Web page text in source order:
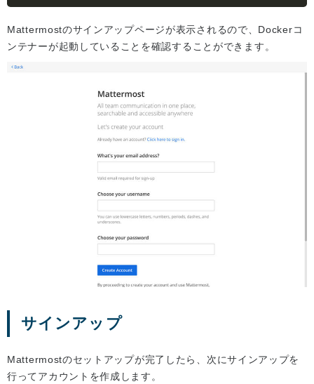
Mattermostのサインアップページが表示されるので、Dockerコ
ンテナーが起動していることを確認することができます。
サインアップ
Mattermostのセットアップが完了したら、次にサインアップを
行ってアカウントを作成します。